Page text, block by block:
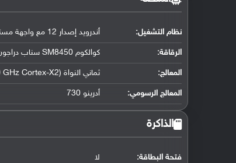
نظام التشغيل: أندرويد إصدار 12 مع واجهة مستخدم ColorOS 12.1
الرقاقة: كوالكوم SM8450 سناب دراجون 8 الجيل الأول (4 نانو متر)
المعالج: ثماني النواة (1x3.00 GHz Cortex-X2 و 3x2.50 GHz Cortex-A710 و 4x1.80 GHz Cortex-A510)
المعالج الرسومي: أدرينو 730
الذاكرة
فتحة البطاقة: لا